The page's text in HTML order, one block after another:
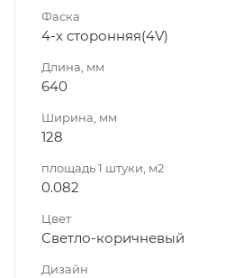
Фаска
4-х сторонняя(4V)
Длина, мм
640
Ширина, мм
128
площадь 1 штуки, м2
0.082
Цвет
Светло-коричневый
Дизайн